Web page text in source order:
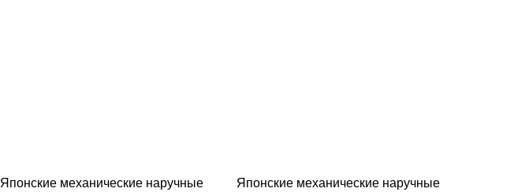
Японские механические наручные
Японские механические наручные